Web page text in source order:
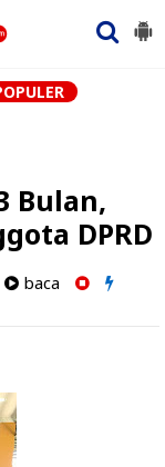
Bulan,
DPRD
baca